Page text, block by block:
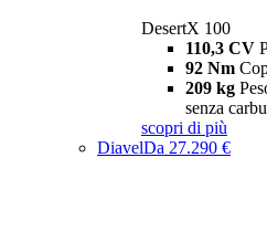
DesertX 100
110,3 CV
92 Nm
209 kg
senza
scopri di più
DiavelDa 27.290 €